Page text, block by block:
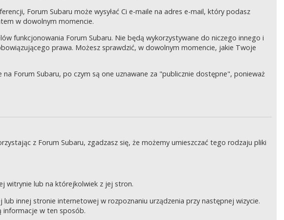
Forum Subaru może wysyłać Ci e-maile na adres e-mail, który podasz
w dowolnym momencie.
funkcjonowania Forum Subaru. Nie będą wykorzystywane do niczego innego i
prawa. Możesz sprawdzić, w dowolnym momencie, jakie Twoje
Forum Subaru, po czym są one uznawane za "publicznie dostępne", ponieważ
z Forum Subaru, zgadzasz się, że możemy umieszczać tego rodzaju pliki
witrynie lub na którejkolwiek z jej stron.
innej stronie internetowej w rozpoznaniu urządzenia przy następnej wizycie.
informacje w ten sposób.